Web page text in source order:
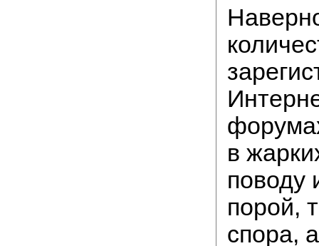
в
поводу
порой,
спора,